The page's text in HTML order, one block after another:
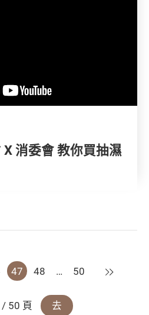
X 消委會 教你買抽濕
47 48 … 50 下一頁
/ 50 頁 去